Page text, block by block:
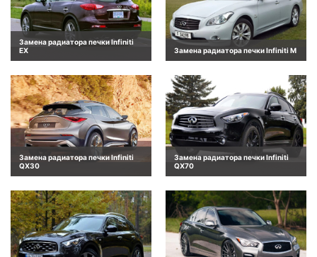
Замена радиатора печки Infiniti
EX
Замена радиатора печки Infiniti M
Замена радиатора печки Infiniti
QX30
Замена радиатора печки Infiniti
QX70